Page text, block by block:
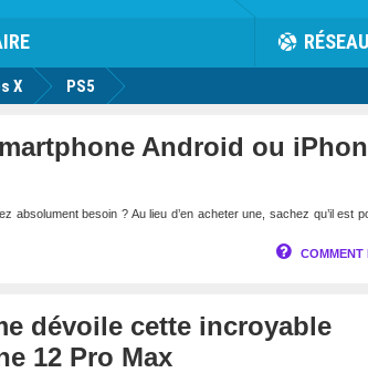
RÉSEAU
X PS5
Android ou
besoin ? Au lieu d’en acheter une, sachez qu’il est
COMMENT
dévoile cette incroyable
12 Pro Max